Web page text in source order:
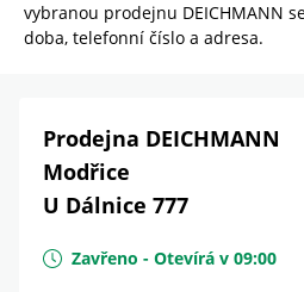
vybranou prodejnu DEICHMANN
doba, telefonní číslo a adresa.
Prodejna DEICHMANN
Modřice
U Dálnice 777
Zavřeno - Otevírá v 09:00